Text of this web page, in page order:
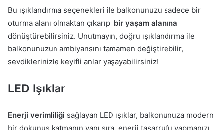
Bu ışıklandırma seçenekleri ile balkonunuzu sadece bir
oturma alanı olmaktan çıkarıp, bir yaşam alanına
dönüştürebilirsiniz. Unutmayın, doğru ışıklandırma ile
balkonunuzun ambiyansını tamamen değiştirebilir,
sevdiklerinizle keyifli anlar yaşayabilirsiniz!
LED Işıklar
Enerji verimliliği sağlayan LED ışıklar, balkonunuza modern
bir dokunuş katmanın yanı sıra, enerji tasarrufu yapmanızı